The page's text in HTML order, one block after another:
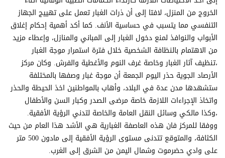
الخروج من المنزل، لافتا إلى أن ذرات الغبار تعمل على تهييج الجهاز
التنفسي مما يتسبب في حساسية الأنف. كما أكد أهمية إحكام إغلاق
الأبواب والنوافذ لمنع دخول الغبار إلى المباني والمنازل، وإعطاء مزيد
من الاهتمام بالنظافة الشخصية خلال فترة استمرار موجة الغبار
،تنظيف آثار الغبار وخاصة غرف النوم والأغطية والفرش. وكان مركز
الأرصاد الجوية حذر اليوم الجمعة أن موجة غبار وصفها بالمختلفة
ستشهدها مدن عدة في البلاد، وأهاب بالمواطنين اخذ الحيطة والحذر
واتخاذ الإجراءات اللازمة خاصة مرضى الصدر وكبار السن والأطفال
،وكذا مالكي وسائل النقل العامة والخاصة لتدني الرؤية الأفقية.
ووفقا للمركز فان هذه العاصفة الغبارية هي الأشد هذا العام من حيث
الكثافة، والمتوقع تتدنى مستوى الرؤية الأفقية إلى مادون 500 متر
على وادي حضرموت وشمال اليمن من الشرق إلى الغرب.